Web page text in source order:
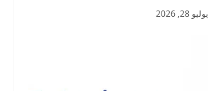
يوليو 28, 2026